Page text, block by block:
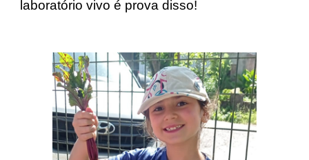
laboratório vivo é prova disso!